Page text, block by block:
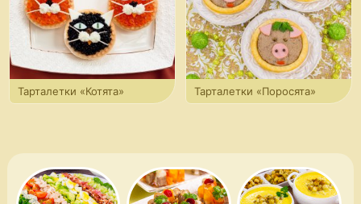
Тарталетки «Котята» Тарталетки «Поросята»